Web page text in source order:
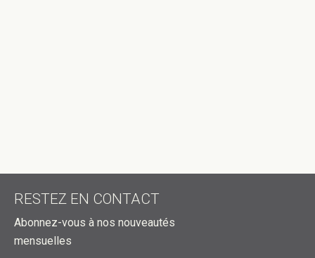
RESTEZ EN CONTACT
Abonnez-vous à nos nouveautés
mensuelles